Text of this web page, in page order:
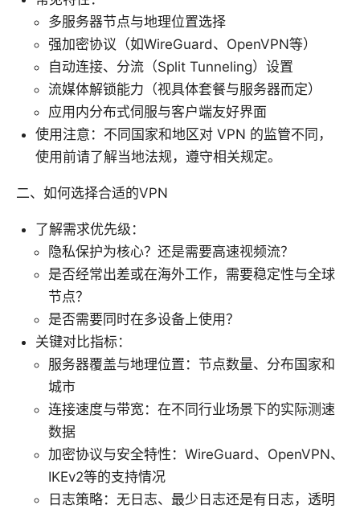
多服务器节点与地理位置选择
强加密协议（如WireGuard、OpenVPN等）
自动连接、分流（Split Tunneling）设置
流媒体解锁能力（视具体套餐与服务器而定）
应用内分布式伺服与客户端友好界面
使用注意：不同国家和地区对 VPN 的监管不同，
使用前请了解当地法规，遵守相关规定。
二、如何选择合适的VPN
了解需求优先级：
隐私保护为核心？还是需要高速视频流？
是否经常出差或在海外工作，需要稳定性与全球
节点？
是否需要同时在多设备上使用？
关键对比指标：
服务器覆盖与地理位置：节点数量、分布国家和
城市
连接速度与带宽：在不同行业场景下的实际测速
数据
加密协议与安全特性：WireGuard、OpenVPN、
IKEv2等的支持情况
日志策略：无日志、最少日志还是有日志，透明